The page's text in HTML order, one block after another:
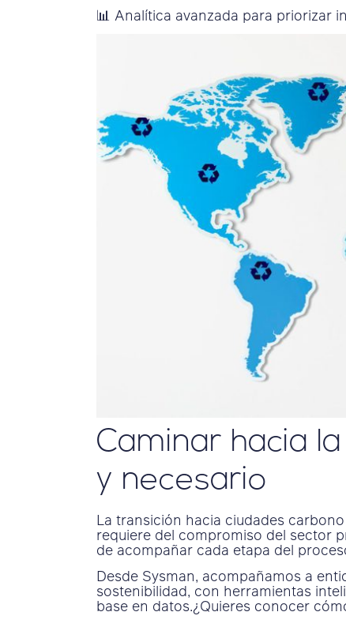
📊 Analítica avanzada para priorizar
Caminar hacia
y necesario
La transición hacia ciudades
requiere del compromiso del sector
de acompañar cada etapa del
Desde Sysman, acompañamos a
sostenibilidad, con herramientas
base en datos.¿Quieres conocer